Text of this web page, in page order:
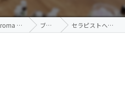
熊本のアロマスクールならAroma Terrace ブログ セラピストへの道